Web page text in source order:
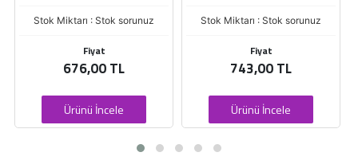
Stok Miktarı : Stok sorunuz
Fiyat
676,00 TL
Ürünü İncele
Stok Miktarı : Stok sorunuz
Fiyat
743,00 TL
Ürünü İncele